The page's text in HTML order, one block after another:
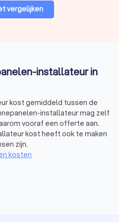
minder efficiënt dan
bieden nog steeds een
14%. Deze zonnepanelen
voor als je een wat kleiner
vanwege hun lagere
bij installatie. Hoewel deze
ongeveer 15%. Ze zijn
oplossing.
vergelijken
installateur in
kost gemiddeld tussen de
installateur mag zelf
vooraf een offerte aan.
kost heeft ook te maken
zijn.
kosten